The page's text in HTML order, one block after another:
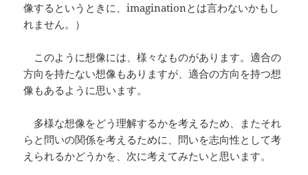
像するというときに、imaginationとは言わないかもし
れません。）
このように想像には、様々なものがあります。適合の
方向を持たない想像もありますが、適合の方向を持つ想
像もあるように思います。
多様な想像をどう理解するかを考えるため、またそれ
らと問いの関係を考えるために、問いを志向性として考
えられるかどうかを、次に考えてみたいと思います。